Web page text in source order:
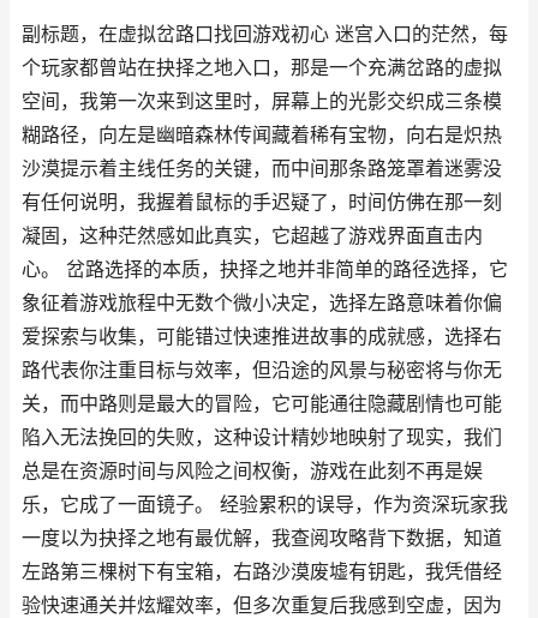
副标题，在虚拟岔路口找回游戏初心 迷宫入口的茫然，每
个玩家都曾站在抉择之地入口，那是一个充满岔路的虚拟
空间，我第一次来到这里时，屏幕上的光影交织成三条模
糊路径，向左是幽暗森林传闻藏着稀有宝物，向右是炽热
沙漠提示着主线任务的关键，而中间那条路笼罩着迷雾没
有任何说明，我握着鼠标的手迟疑了，时间仿佛在那一刻
凝固，这种茫然感如此真实，它超越了游戏界面直击内
心。 岔路选择的本质，抉择之地并非简单的路径选择，它
象征着游戏旅程中无数个微小决定，选择左路意味着你偏
爱探索与收集，可能错过快速推进故事的成就感，选择右
路代表你注重目标与效率，但沿途的风景与秘密将与你无
关，而中路则是最大的冒险，它可能通往隐藏剧情也可能
陷入无法挽回的失败，这种设计精妙地映射了现实，我们
总是在资源时间与风险之间权衡，游戏在此刻不再是娱
乐，它成了一面镜子。 经验累积的误导，作为资深玩家我
一度以为抉择之地有最优解，我查阅攻略背下数据，知道
左路第三棵树下有宝箱，右路沙漠废墟有钥匙，我凭借经
验快速通关并炫耀效率，但多次重复后我感到空虚，因为